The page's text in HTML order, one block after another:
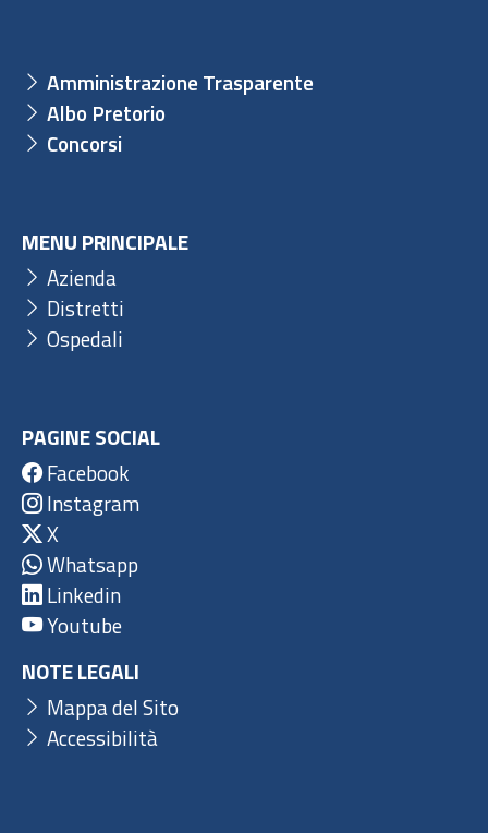
Amministrazione Trasparente
Albo Pretorio
Concorsi
MENU PRINCIPALE
Azienda
Distretti
Ospedali
PAGINE SOCIAL
Facebook
Instagram
X
Whatsapp
Linkedin
Youtube
NOTE LEGALI
Mappa del Sito
Accessibilità